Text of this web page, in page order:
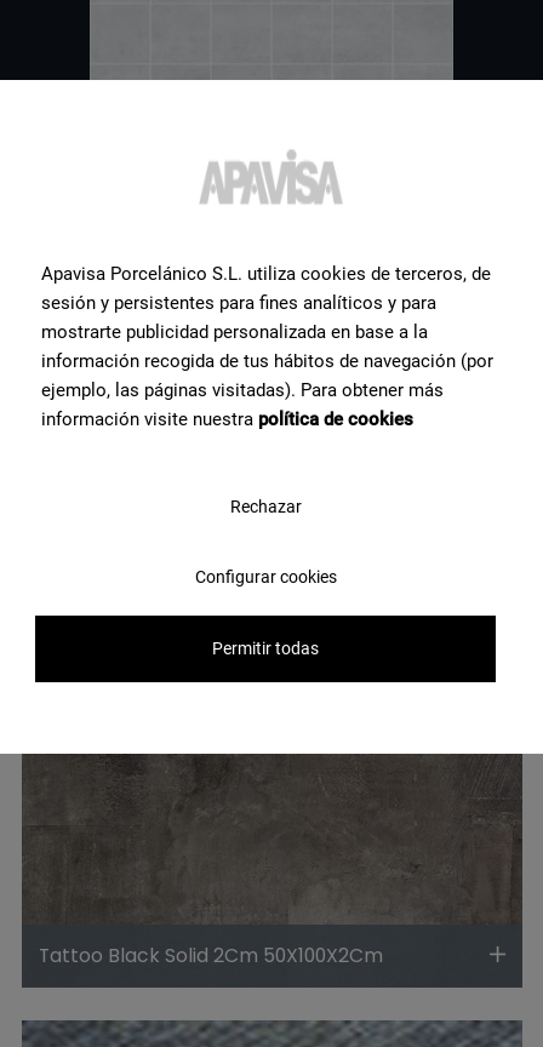
Tattoo Black Solid 2Cm 50X100X2Cm
Otrosazulejosque pueden
interesarte
buscadas por nuestros usuarios.
Apavisa Porcelánico S.L. utiliza cookies de terceros, de
sesión y persistentes para fines analíticos y para
mostrarte publicidad personalizada en base a la
información recogida de tus hábitos de navegación (por
ejemplo, las páginas visitadas). Para obtener más
información visite nuestra política de cookies
Rechazar
Configurar cookies
Permitir todas